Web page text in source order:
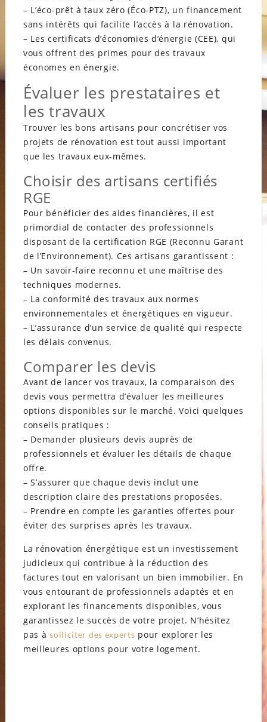
– L’éco-prêt à taux zéro (Éco-PTZ), un financement
sans intérêts qui facilite l’accès à la rénovation.
– Les certificats d’économies d’énergie (CEE), qui
vous offrent des primes pour des travaux
économes en énergie.
Évaluer les prestataires et
les travaux
Trouver les bons artisans pour concrétiser vos
projets de rénovation est tout aussi important
que les travaux eux-mêmes.
Choisir des artisans certifiés
RGE
Pour bénéficier des aides financières, il est
primordial de contacter des professionnels
disposant de la certification RGE (Reconnu Garant
de l’Environnement). Ces artisans garantissent :
– Un savoir-faire reconnu et une maîtrise des
techniques modernes.
– La conformité des travaux aux normes
environnementales et énergétiques en vigueur.
– L’assurance d’un service de qualité qui respecte
les délais convenus.
Comparer les devis
Avant de lancer vos travaux, la comparaison des
devis vous permettra d’évaluer les meilleures
options disponibles sur le marché. Voici quelques
conseils pratiques :
– Demander plusieurs devis auprès de
professionnels et évaluer les détails de chaque
offre.
– S’assurer que chaque devis inclut une
description claire des prestations proposées.
– Prendre en compte les garanties offertes pour
éviter des surprises après les travaux.
La rénovation énergétique est un investissement
judicieux qui contribue à la réduction des
factures tout en valorisant un bien immobilier. En
vous entourant de professionnels adaptés et en
explorant les financements disponibles, vous
garantissez le succès de votre projet. N’hésitez
pas àsolliciter des experts pour explorer les
meilleures options pour votre logement.